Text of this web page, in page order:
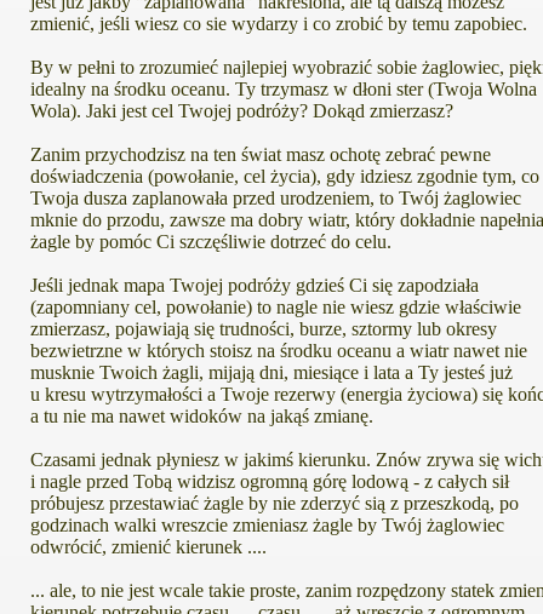
zmienić, jeśli wiesz co sie wydarzy i co zrobić by temu zapobiec.
By w pełni to zrozumieć najlepiej wyobrazić sobie żaglowiec,
idealny na środku oceanu. Ty trzymasz w dłoni ster (Twoja Wolna
Wola). Jaki jest cel Twojej podróży? Dokąd zmierzasz?
Zanim przychodzisz na ten świat masz ochotę zebrać pewne
doświadczenia (powołanie, cel życia), gdy idziesz zgodnie tym, co
Twoja dusza zaplanowała przed urodzeniem, to Twój żaglowiec
mknie do przodu, zawsze ma dobry wiatr, który dokładnie napełnia
żagle by pomóc Ci szczęśliwie dotrzeć do celu.
Jeśli jednak mapa Twojej podróży gdzieś Ci się zapodziała
(zapomniany cel, powołanie) to nagle nie wiesz gdzie właściwie
zmierzasz, pojawiają się trudności, burze, sztormy lub okresy
bezwietrzne w których stoisz na środku oceanu a wiatr nawet nie
musknie Twoich żagli, mijają dni, miesiące i lata a Ty jesteś już
u kresu wytrzymałości a Twoje rezerwy (energia życiowa) się
a tu nie ma nawet widoków na jakąś zmianę.
Czasami jednak płyniesz w jakimś kierunku. Znów zrywa się
i nagle przed Tobą widzisz ogromną górę lodową - z całych sił
próbujesz przestawiać żagle by nie zderzyć sią z przeszkodą, po
godzinach walki wreszcie zmieniasz żagle by Twój żaglowiec
odwrócić, zmienić kierunek ....
... ale, to nie jest wcale takie proste, zanim rozpędzony statek